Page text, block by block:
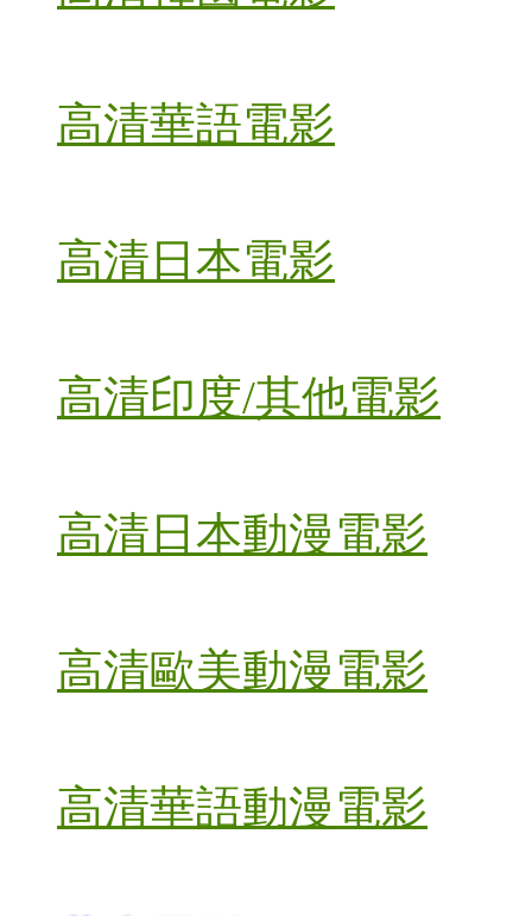
高清華語電影
高清日本電影
高清印度/其他電影
高清日本動漫電影
高清歐美動漫電影
高清華語動漫電影